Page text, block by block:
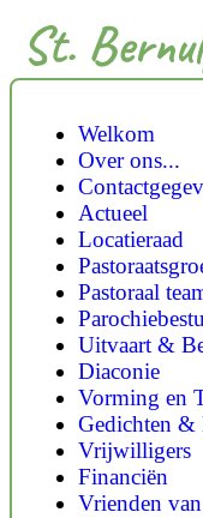
St.
Welkom
Over ons...
Actueel
Locatieraad
Pastoraal
Uitvaart &
Diaconie
Vorming en
Gedichten &
Vrijwilligers
Financiën
Vrienden